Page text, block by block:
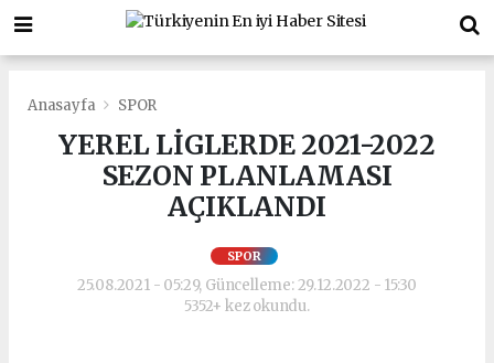
Anasayfa SPOR
YEREL LİGLERDE 2021-2022
SEZON PLANLAMASI
AÇIKLANDI
SPOR
25.08.2021 - 05:29, Güncelleme: 29.12.2022 - 15:30
5352+ kez okundu.